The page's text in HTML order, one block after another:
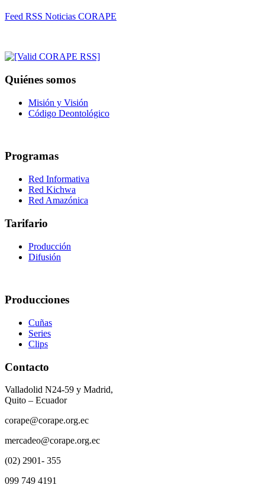
Feed RSS Noticias CORAPE
Quiénes somos
Misión y Visión
Código Deontológico
Programas
Red Informativa
Red Kichwa
Red Amazónica
Tarifario
Producción
Difusión
Producciones
Cuñas
Series
Clips
Contacto
Valladolid N24-59 y Madrid,
Quito – Ecuador
corape@corape.org.ec
mercadeo@corape.org.ec
(02) 2901- 355
099 749 4191